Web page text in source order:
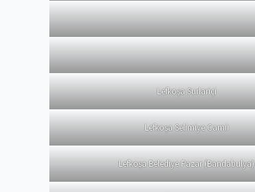
Lefkoşa Surlariçi
Lefkoşa Selimiye Camii
Lefkoşa Belediye Pazar (Bandabulya)